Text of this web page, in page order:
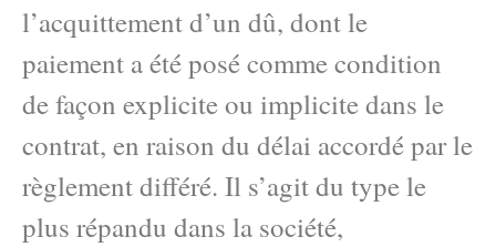
l’acquittement d’un dû, dont le
paiement a été posé comme condition
de façon explicite ou implicite dans le
contrat, en raison du délai accordé par le
règlement différé. Il s’agit du type le
plus répandu dans la société,